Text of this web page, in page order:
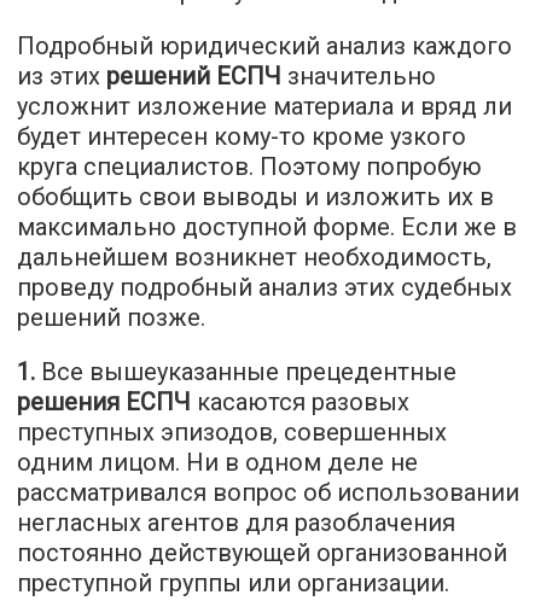
Подробный юридический анализ каждого
из этих решений ЕСПЧ значительно
усложнит изложение материала и вряд ли
будет интересен кому-то кроме узкого
круга специалистов. Поэтому попробую
обобщить свои выводы и изложить их в
максимально доступной форме. Если же в
дальнейшем возникнет необходимость,
проведу подробный анализ этих судебных
решений позже.
1. Все вышеуказанные прецедентные
решения ЕСПЧ касаются разовых
преступных эпизодов, совершенных
одним лицом. Ни в одном деле не
рассматривался вопрос об использовании
негласных агентов для разоблачения
постоянно действующей организованной
преступной группы или организации.